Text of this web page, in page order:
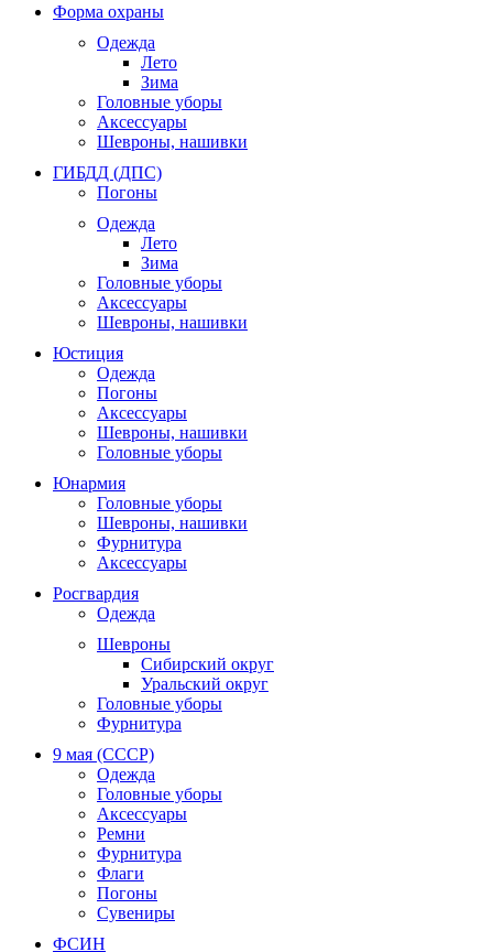
Форма охраны
Одежда
Лето
Зима
Головные уборы
Аксессуары
Шевроны, нашивки
ГИБДД (ДПС)
Погоны
Одежда
Лето
Зима
Головные уборы
Аксессуары
Шевроны, нашивки
Юстиция
Одежда
Погоны
Аксессуары
Шевроны, нашивки
Головные уборы
Юнармия
Головные уборы
Шевроны, нашивки
Фурнитура
Аксессуары
Росгвардия
Одежда
Шевроны
Сибирский округ
Уральский округ
Головные уборы
Фурнитура
9 мая (СССР)
Одежда
Головные уборы
Аксессуары
Ремни
Фурнитура
Флаги
Погоны
Сувениры
ФСИН